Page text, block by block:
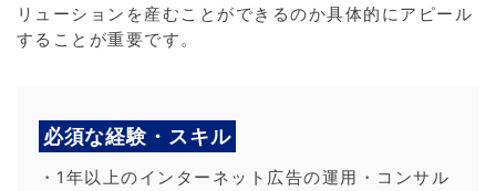
リューションを産むことができるのか具体的にアピール
することが重要です。
必須な経験・スキル
・1年以上のインターネット広告の運用・コンサル